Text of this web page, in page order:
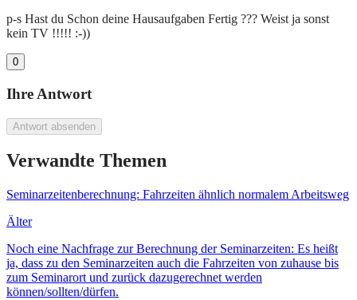
p-s Hast du Schon deine Hausaufgaben Fertig ??? Weist ja sonst
kein TV !!!!! :-))
0
Ihre Antwort
Antwort absenden
Verwandte Themen
Seminarzeitenberechnung: Fahrzeiten ähnlich normalem Arbeitsweg
Älter
Noch eine Nachfrage zur Berechnung der Seminarzeiten: Es heißt
ja, dass zu den Seminarzeiten auch die Fahrzeiten von zuhause bis
zum Seminarort und zurück dazugerechnet werden
können/sollten/dürfen.